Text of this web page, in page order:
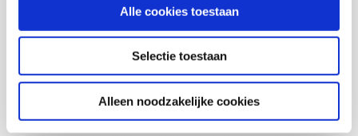
Alle cookies toestaan
Selectie toestaan
Alleen noodzakelijke cookies
Download deze publicatie